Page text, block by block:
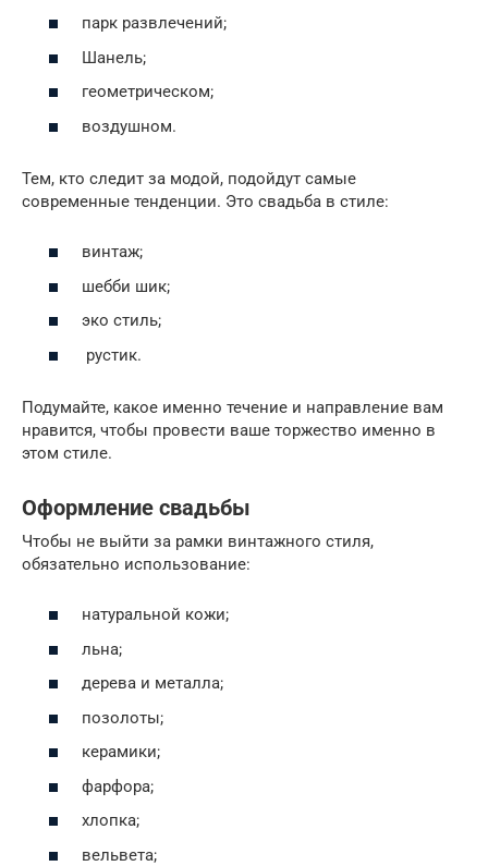
парк развлечений;
Шанель;
геометрическом;
воздушном.
Тем, кто следит за модой, подойдут самые
современные тенденции. Это свадьба в стиле:
винтаж;
шебби шик;
эко стиль;
рустик.
Подумайте, какое именно течение и направление вам
нравится, чтобы провести ваше торжество именно в
этом стиле.
Оформление свадьбы
Чтобы не выйти за рамки винтажного стиля,
обязательно использование:
натуральной кожи;
льна;
дерева и металла;
позолоты;
керамики;
фарфора;
хлопка;
вельвета;